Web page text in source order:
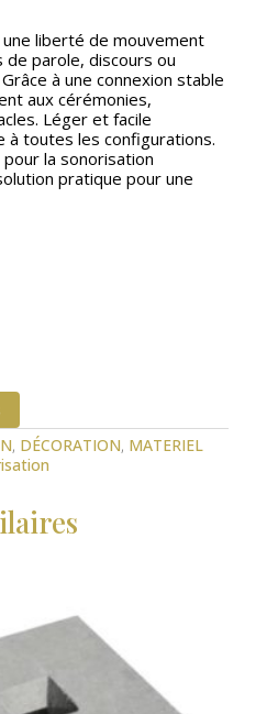
liberté de mouvement
parole, discours ou
à une connexion stable
aux cérémonies,
Léger et facile
à toutes les configurations.
la sonorisation
pratique pour une
, DÉCORATION, MATERIEL